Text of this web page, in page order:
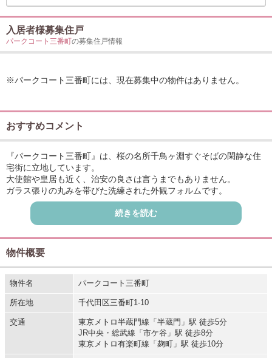
入居者様募集住戸
パークコート三番町の募集住戸情報
※パークコート三番町には、現在募集中の物件はありません。
おすすめコメント
『パークコート三番町』は、桜の名所千鳥ヶ淵すぐそばの閑静な住
宅街に立地しています。
大使館や皇居も近く、治安の良さは言うまでもありません。
ガラス張りの丸みを帯びた洗練された外観フォルムです。
半蔵門駅徒歩5分・市ヶ谷駅徒歩8分で交通利便性に恵まれていま
続きを読む
物件概要
物件名 パークコート三番町
所在地 千代田区三番町1-10
交通
東京メトロ半蔵門線「半蔵門」駅 徒歩5分
JR中央・総武線「市ケ谷」駅 徒歩8分
東京メトロ有楽町線「麹町」駅 徒歩10分